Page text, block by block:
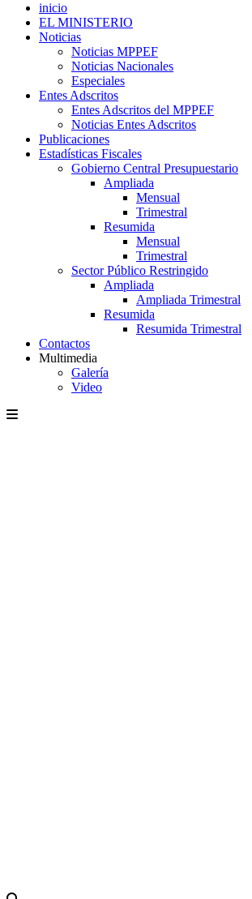
inicio
EL MINISTERIO
Noticias
Noticias MPPEF
Noticias Nacionales
Especiales
Entes Adscritos
Entes Adscritos del MPPEF
Noticias Entes Adscritos
Publicaciones
Estadísticas Fiscales
Gobierno Central Presupuestario
Ampliada
Mensual
Trimestral
Resumida
Mensual
Trimestral
Sector Público Restringido
Ampliada
Ampliada Trimestral
Resumida
Resumida Trimestral
Contactos
Multimedia
Galería
Video